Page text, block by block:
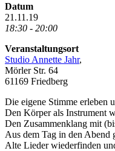
Datum
21.11.19
18:30 - 20:00
Veranstaltungsort
Studio Annette Jahr,
Mörler Str. 64
61169 Friedberg
Die eigene Stimme erleben
Den Körper als Instrument
Den Zusammenklang mit
Aus dem Tag in den Abend
Alte Lieder wiederfinden